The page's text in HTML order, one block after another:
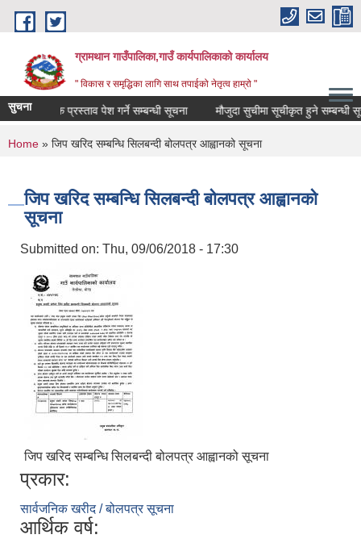
Skip to main content
ग्रामथान गाउँपालिका,गाउँ कार्यपालिकाको कार्यालय
" विकास र समृद्धिका लागि साथ तपाईको नेतृत्व हाम्रो "
सुचना
तथा आर्थिक प्रस्ताव पेश गर्ने सम्बन्धी सूचना मौजुदा सुचीमा सूचीकृत हुने सम्बन्धी सूचना
You are here
Home » जिप खरिद सम्बन्धि सिलबन्दी बोलपत्र आह्वानको सूचना
जिप खरिद सम्बन्धि सिलबन्दी बोलपत्र आह्वानको
सूचना
Submitted on: Thu, 09/06/2018 - 17:30
जिप खरिद सम्बन्धि सिलबन्दी बोलपत्र आह्वानको सूचना
प्रकार:
सार्वजनिक खरीद / बोलपत्र सूचना
आर्थिक वर्ष: